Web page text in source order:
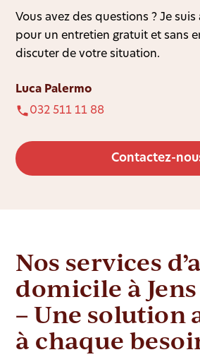
Vous avez des questions ? Je
pour un entretien gratuit et sans
discuter de votre situation.
Luca Palermo
032 511 11 88
Contactez-
Nos services
domicile à Jens
– Une solution
à chaque